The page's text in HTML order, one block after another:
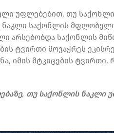
უფლებებით, თუ
საქონლის
არსებობდა საქონლის
ტვირთი მოვაჭრეს
იმის მტკიცების
თუ საქონლის ნაკლი